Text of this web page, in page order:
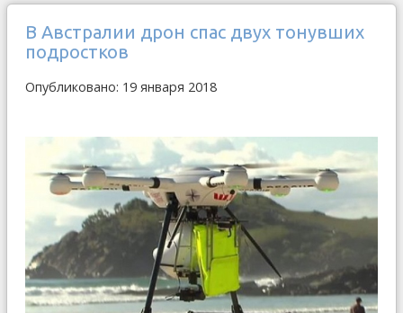
В Австралии дрон спас двух тонувших
подростков
Опубликовано: 19 января 2018